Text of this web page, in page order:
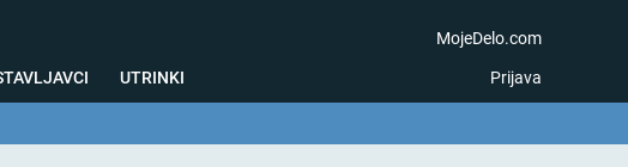
UTRINKI
MojeDelo.com
Prijava